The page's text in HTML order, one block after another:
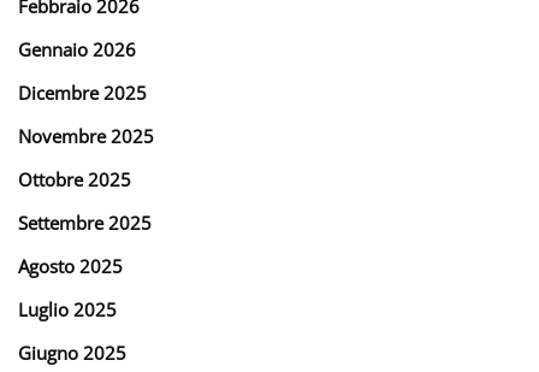
Febbraio 2026
Gennaio 2026
Dicembre 2025
Novembre 2025
Ottobre 2025
Settembre 2025
Agosto 2025
Luglio 2025
Giugno 2025